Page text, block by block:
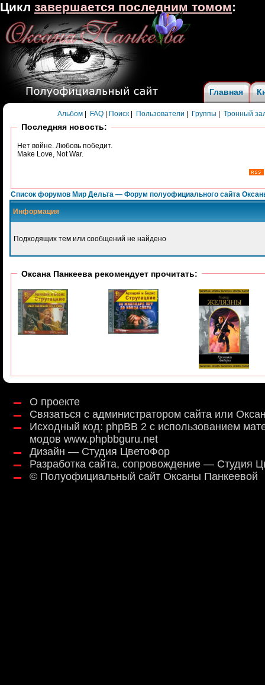
Главная
Альбом FAQ Поиск Пользователи Группы Тронный
Последняя новость:
Нет войне. Любовь победит.
Make Love, Not War.
Список форумов Мир Дельта — Форум полуофициального сайта
Информация
Подходящих тем или сообщений не найдено
Оксана Панкеева рекомендует прочитать:
О проекте
Связаться с администратором сайта или
Исходный код: phpBB 2 с использованием
модов www.phpbbguru.net
Дизайн — Студия ЦветоФор
Разработка сайта, сопровождение — Студия
© Полуофициальный сайт Оксаны Панкеевой
Цикл завершается последним томом: